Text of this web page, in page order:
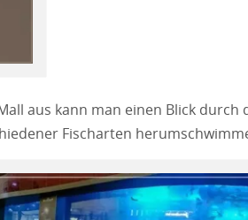
aus kann man einen Blick
Fischarten